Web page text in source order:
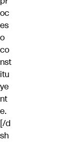
oc
es
o
co
nst
itu
ye
nt
e.
[/d
sh